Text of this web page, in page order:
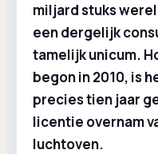
miljard stuks
een dergelijk
tamelijk unicum.
begon in 2010, is
precies tien jaar
licentie overnam
luchtoven.